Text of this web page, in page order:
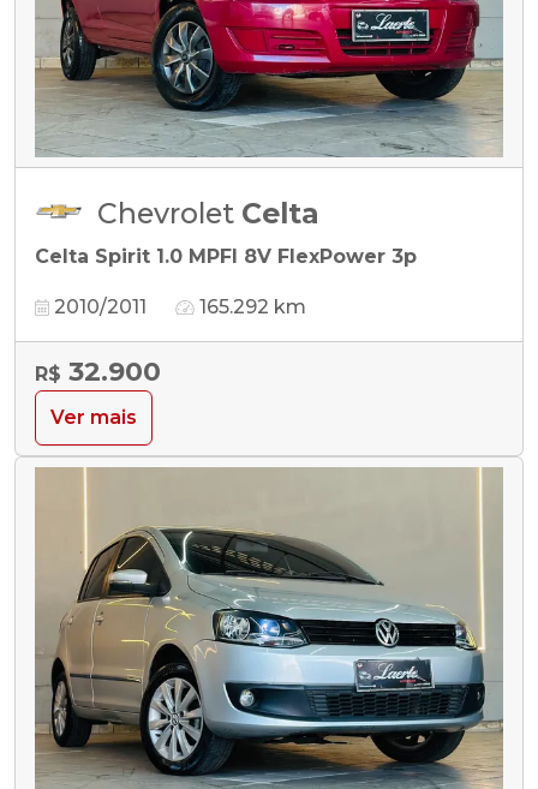
Chevrolet Celta
Celta Spirit 1.0 MPFI 8V FlexPower 3p
2010/2011 165.292 km
R$ 32.900
Ver mais